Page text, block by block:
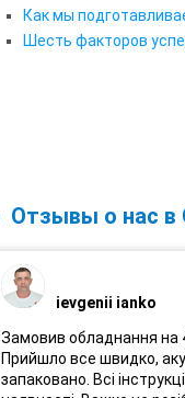
Как мы
Шесть факторов
Отзывы о нас в
ievgenii ianko
Замовив обладнання на
Прийшло все швидко,
запаковано. Всі